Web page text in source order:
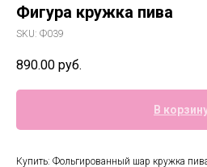
Фигура кружка пива
SKU: Ф039
890.00 руб.
В
Купить: Фольгированный шар кружка